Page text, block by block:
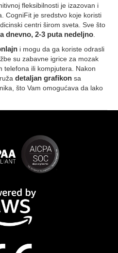
fleksibilnosti je izazovan i
CogniFit je sredstvo koje koristi
centri širom sveta. Sve što
dnevno, 2-3 puta nedeljno
i mogu da ga koriste odrasli
su zabavne igrice za mozak
telefona ili kompjutera. Nakon
detaljan grafikon sa
što Vam omogućava da lako